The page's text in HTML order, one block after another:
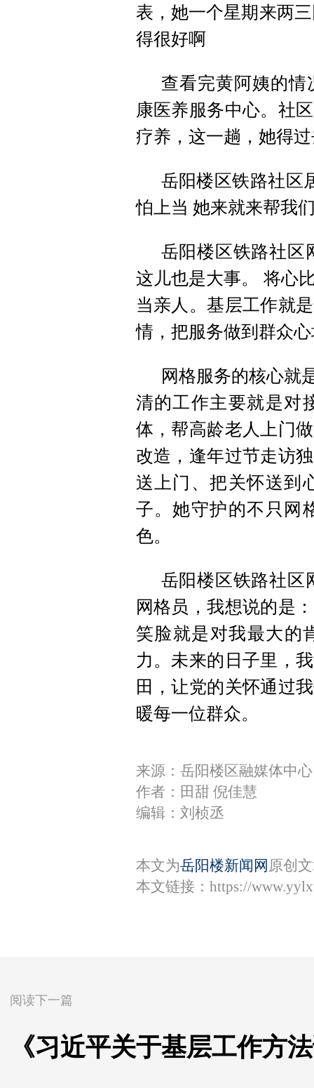
表，她一个星期来两
得很好啊
查看完黄阿姨的情
康医养服务中心。社
疗养，这一趟，她得
岳阳楼区铁路社区
怕上当 她来就来帮我
岳阳楼区铁路社区
这儿也是大事。 将心
当亲人。基层工作就
情，把服务做到群众
网格服务的核心就
清的工作主要就是对
体，帮高龄老人上门
改造，逢年过节走访
送上门、把关怀送到
子。她守护的不只网
色。
岳阳楼区铁路社区
网格员，我想说的是
笑脸就是对我最大的
力。未来的日子里，
田，让党的关怀通过
暖每一位群众。
来源：岳阳楼区融媒体中心
作者：田甜 倪佳慧
编辑：刘桢丞
本文为岳阳楼新闻网 原创
本文链接： https://
阅读下一篇
《习近平关于基层工作方